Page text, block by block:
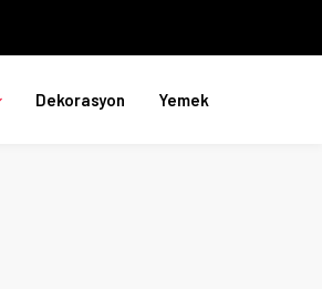
Dekorasyon Yemek